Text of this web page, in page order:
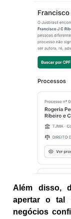
Além disso,
apertar o tal
negócios